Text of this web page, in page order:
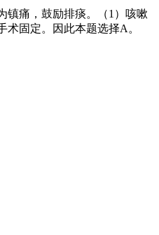
镇痛，鼓励排痰。（1 ）咳嗽
术固定。因此本题选择A 。